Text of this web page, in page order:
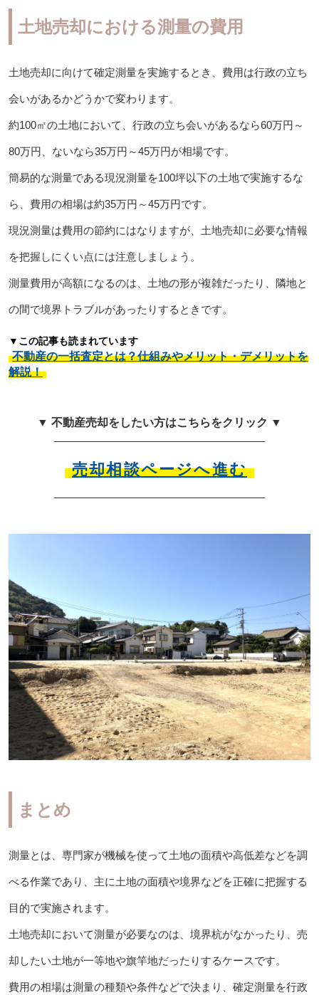
土地売却における測量の費用
土地売却に向けて確定測量を実施するとき、費用は行政の立ち
会いがあるかどうかで変わります。
約100㎡の土地において、行政の立ち会いがあるなら60万円～
80万円、ないなら35万円～45万円が相場です。
簡易的な測量である現況測量を100坪以下の土地で実施するな
ら、費用の相場は約35万円～45万円です。
現況測量は費用の節約にはなりますが、土地売却に必要な情報
を把握しにくい点には注意しましょう。
測量費用が高額になるのは、土地の形が複雑だったり、隣地と
の間で境界トラブルがあったりするときです。
▼この記事も読まれています
不動産の一括査定とは？仕組みやメリット・デメリットを
解説！
▼ 不動産売却をしたい方はこちらをクリック ▼
売却相談ページへ進む
まとめ
測量とは、専門家が機械を使って土地の面積や高低差などを調
べる作業であり、主に土地の面積や境界などを正確に把握する
目的で実施されます。
土地売却において測量が必要なのは、境界杭がなかったり、売
却したい土地が一等地や旗竿地だったりするケースです。
費用の相場は測量の種類や条件などで決まり、確定測量を行政